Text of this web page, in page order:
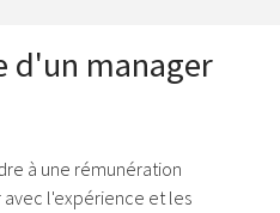
d'un manager
à une rémunération
l'expérience et les